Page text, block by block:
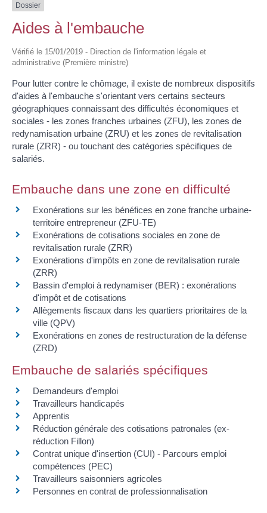
Dossier
Aides à l'embauche
Vérifié le 15/01/2019 - Direction de l'information légale et
administrative (Première ministre)
Pour lutter contre le chômage, il existe de nombreux dispositifs
d'aides à l'embauche s'orientant vers certains secteurs
géographiques connaissant des difficultés économiques et
sociales - les zones franches urbaines (ZFU), les zones de
redynamisation urbaine (ZRU) et les zones de revitalisation
rurale (ZRR) - ou touchant des catégories spécifiques de
salariés.
Embauche dans une zone en difficulté
Exonérations sur les bénéfices en zone franche urbaine-
territoire entrepreneur (ZFU-TE)
Exonérations de cotisations sociales en zone de
revitalisation rurale (ZRR)
Exonérations d'impôts en zone de revitalisation rurale
(ZRR)
Bassin d'emploi à redynamiser (BER) : exonérations
d'impôt et de cotisations
Allègements fiscaux dans les quartiers prioritaires de la
ville (QPV)
Exonérations en zones de restructuration de la défense
(ZRD)
Embauche de salariés spécifiques
Demandeurs d'emploi
Travailleurs handicapés
Apprentis
Réduction générale des cotisations patronales (ex-
réduction Fillon)
Contrat unique d'insertion (CUI) - Parcours emploi
compétences (PEC)
Travailleurs saisonniers agricoles
Personnes en contrat de professionnalisation